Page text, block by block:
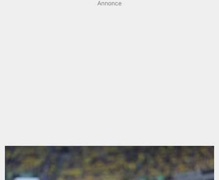
Annonce